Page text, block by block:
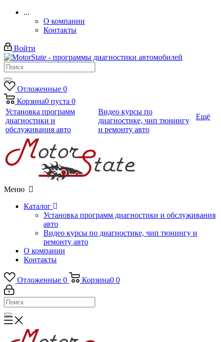
...
О компании
Контакты
Войти
Отложенные 0
Корзина0 пуста 0
Установка программ
диагностики и
обслуживания авто
Видео курсы по
диагностике, чип тюнингу
и ремонту авто
Ещё
Меню
Каталог
Установка программ диагностики и обслуживания
авто
Видео курсы по диагностике, чип тюнингу и
ремонту авто
О компании
Контакты
Отложенные 0 Корзина0 0